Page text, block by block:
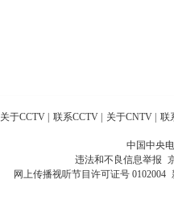
关于CCTV 联系CCTV 关于CNTV 联
中国中央
违法和不良信息举报
网上传播视听节目许可证号 0102004